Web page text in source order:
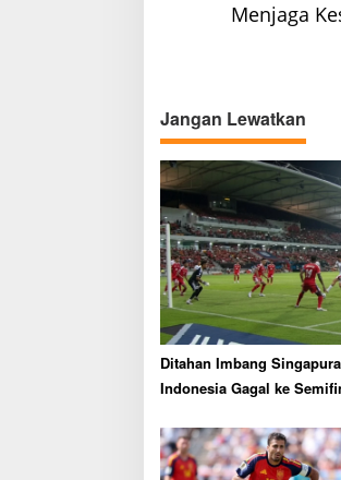
s
a
v
i
g
a
t
i
o
n
Menjaga
Jangan Lewatkan
Ditahan Imbang
Indonesia Gagal ke